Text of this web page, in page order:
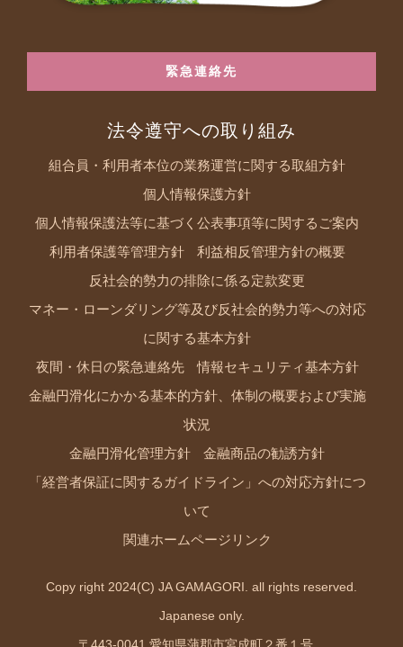
緊急連絡先
法令遵守への取り組み
組合員・利用者本位の業務運営に関する取組方針
個人情報保護方針
個人情報保護法等に基づく公表事項等に関するご案内
利用者保護等管理方針 利益相反管理方針の概要
反社会的勢力の排除に係る定款変更
マネー・ローンダリング等及び反社会的勢力等への対応
に関する基本方針
夜間・休日の緊急連絡先 情報セキュリティ基本方針
金融円滑化にかかる基本的方針、体制の概要および実施
状況
金融円滑化管理方針 金融商品の勧誘方針
「経営者保証に関するガイドライン」への対応方針につ
いて
関連ホームページリンク
Copy right 2024(C) JA GAMAGORI. all rights reserved.
Japanese only.